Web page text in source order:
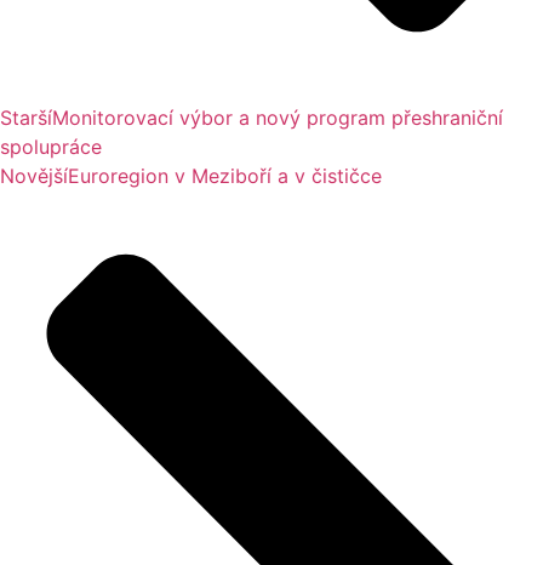
StaršíMonitorovací výbor a nový program přeshraniční
spolupráce
NovějšíEuroregion v Meziboří a v čističce